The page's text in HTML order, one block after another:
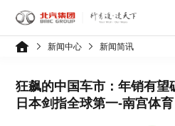
新闻中心 新闻简讯
狂飙的中国车市：年销有望
日本剑指全球第一-南宫体育